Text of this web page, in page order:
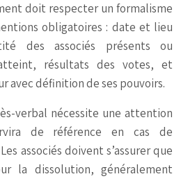
doit respecter un formalisme
obligatoires : date et lieu
des associés présents ou
résultats des votes, et
avec définition de ses pouvoirs.
verbal nécessite une attention
de référence en cas de
associés doivent s’assurer que
la dissolution, généralement